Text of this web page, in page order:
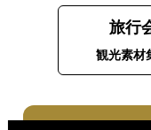
旅行
観光素材